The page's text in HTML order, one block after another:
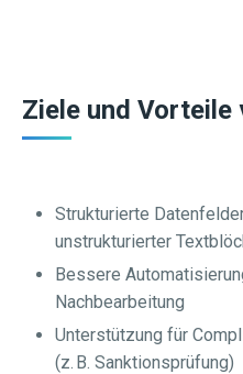
Ziele und Vorteile
Strukturierte
unstrukturierter
Bessere
Nachbearbeitung
Unterstützung für
(z. B. Sanktionsprüfung)